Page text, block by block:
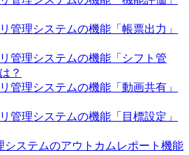
管理システムの機能「帳票出力」
管理システムの機能「シフト管
？
管理システムの機能「動画共有」
管理システムの機能「目標設定」
システムのアウトカムレポート機能